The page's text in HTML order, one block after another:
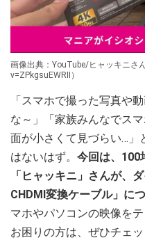
画像出典：YouTube/ヒャッキニ
v=ZPkgsuEWRII）
「スマホで撮った写真や
な～」「家族みんなでス
面が小さくて見づらい…」
はないはず。 今回は、100
「ヒャッキニ」さんが、
CHDMI変換ケーブル」に
マホやパソコンの映像を
お困りの方は、ぜひチェッ